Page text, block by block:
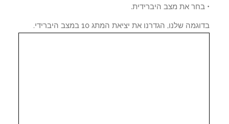
את מצב היברידית.
שלנו, הגדרנו את יציאת המתג 10 במצב היברידי.